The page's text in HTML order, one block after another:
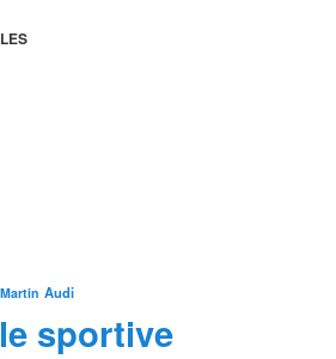
Audi
sportive